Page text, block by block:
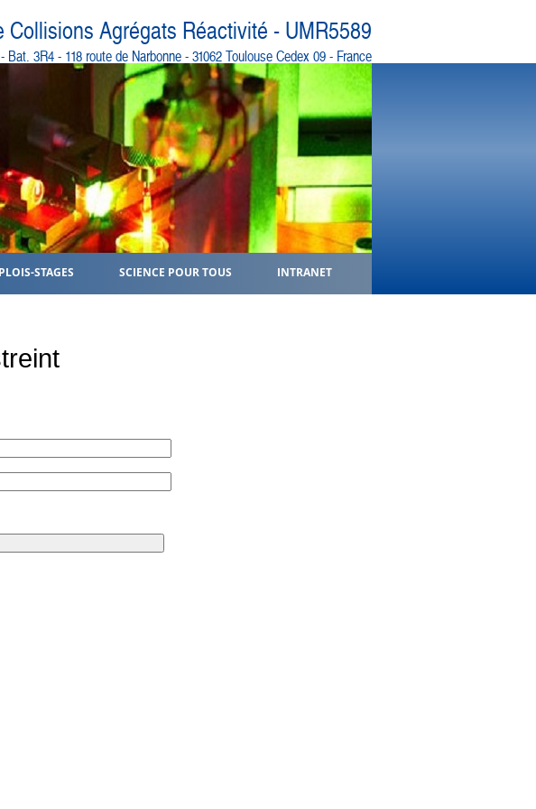
Collisions Agrégats Réactivité - UMR5589
Bat. 3R4 - 118 route de Narbonne - 31062 Toulouse Cedex 09 - France
STAGES SCIENCE POUR TOUS INTRANET